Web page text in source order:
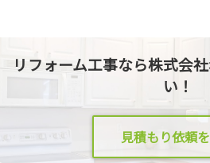
リフォーム工事なら株式会
い！
見積もり依頼